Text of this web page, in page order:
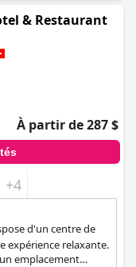
& Restaurant
À partir de 287 $
+4
d'un centre de
expérience relaxante.
emplacement